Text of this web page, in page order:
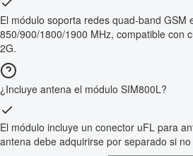
El módulo soporta redes quad-band GSM
850/900/1800/1900 MHz, compatible con
2G.
¿Incluye antena el módulo SIM800L?
El módulo incluye un conector uFL para
antena debe adquirirse por separado si